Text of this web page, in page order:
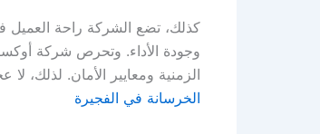
كذلك، تضع الشركة راحة العميل
وجودة الأداء. وتحرص شركة
الزمنية ومعايير الأمان.
الخرسانة في الفجيرة